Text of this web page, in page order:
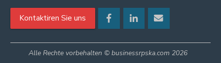
Kontaktiren Sie uns
Alle Rechte vorbehalten © businessrpska.com 2026